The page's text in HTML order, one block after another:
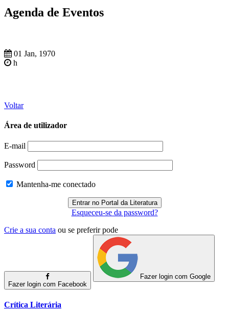
Agenda de Eventos
01 Jan, 1970
h
Voltar
Área de utilizador
E-mail
Password
Mantenha-me conectado
Esqueceu-se da password?
Crie a sua conta ou se preferir pode
Fazer login com Facebook
Fazer login com Google
Crítica Literária